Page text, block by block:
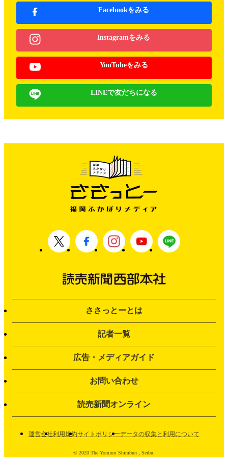
Facebookをみる
Instagramをみる
YouTubeをみる
LINEで友だちになる
ささっとーとは
記者一覧
広告・メディアガイド
お問い合わせ
読売新聞オンライン
運営会社利用規約サイトポリシーデータの収集と利用について
© 2020 The Yomiuri Shimbun , Seibu.